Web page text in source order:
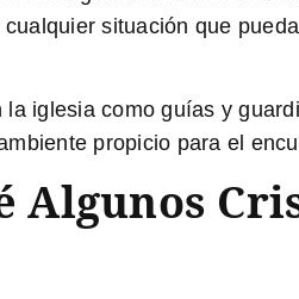
situación que
iglesia como guías y
propicio para el
Algunos